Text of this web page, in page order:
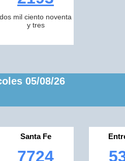
dos mil ciento noventa
y tres
05/08/26
Santa Fe
7724